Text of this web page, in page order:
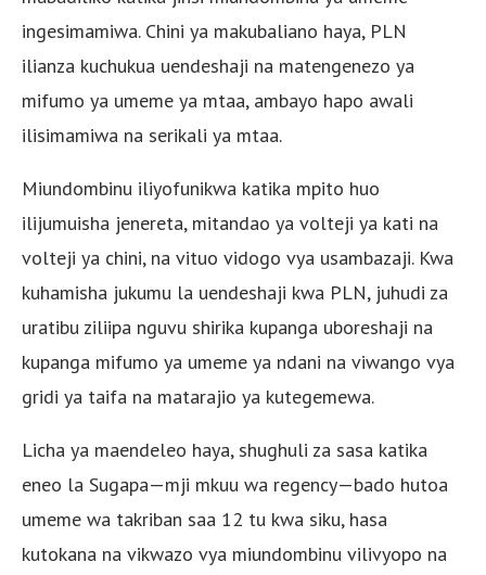
ingesimamiwa. Chini ya makubaliano haya, PLN
ilianza kuchukua uendeshaji na matengenezo ya
mifumo ya umeme ya mtaa, ambayo hapo awali
ilisimamiwa na serikali ya mtaa.
Miundombinu iliyofunikwa katika mpito huo
ilijumuisha jenereta, mitandao ya volteji ya kati na
volteji ya chini, na vituo vidogo vya usambazaji. Kwa
kuhamisha jukumu la uendeshaji kwa PLN, juhudi za
uratibu ziliipa nguvu shirika kupanga uboreshaji na
kupanga mifumo ya umeme ya ndani na viwango vya
gridi ya taifa na matarajio ya kutegemewa.
Licha ya maendeleo haya, shughuli za sasa katika
eneo la Sugapa—mji mkuu wa regency—bado hutoa
umeme wa takriban saa 12 tu kwa siku, hasa
kutokana na vikwazo vya miundombinu vilivyopo na